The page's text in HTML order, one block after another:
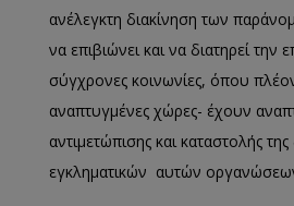
ανέλεγκτη διακίνηση των
να επιβιώνει και να διατηρεί την
σύγχρονες κοινωνίες, όπου
αναπτυγμένες χώρες- έχουν
αντιμετώπισης και καταστολής
εγκληματικών αυτών